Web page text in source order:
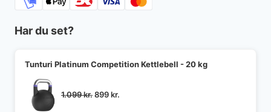
Har du set?
Tunturi Platinum Competition Kettlebell - 20 kg
1.099kr.Den
899kr.